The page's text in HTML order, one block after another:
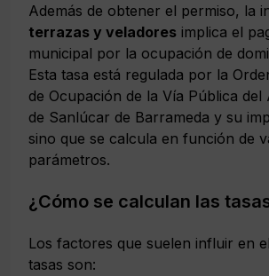
Además de obtener el permiso, la
terrazas y veladores implica el
municipal por la ocupación de
Esta tasa está regulada por la
de Ocupación de la Vía Pública del
de Sanlúcar de Barrameda y su
sino que se calcula en función de
parámetros.
¿Cómo se calculan las
Los factores que suelen influir en
tasas son: